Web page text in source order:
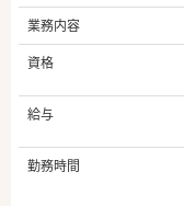
業務内容
資格
給与
勤務時間